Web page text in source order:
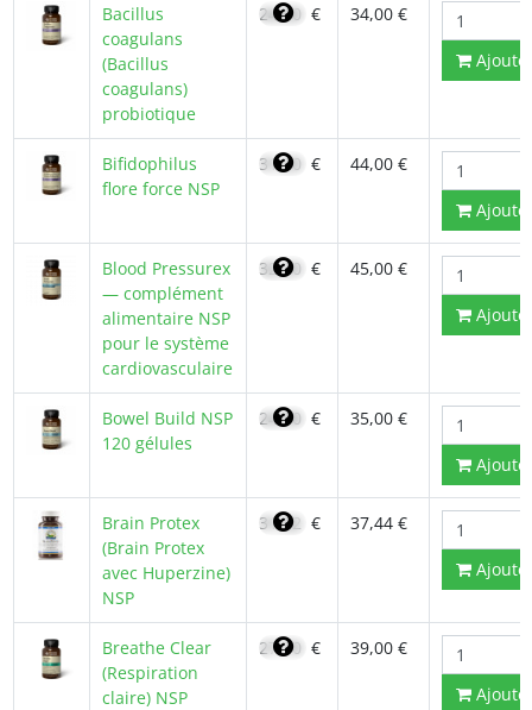
Bacillus
coagulans
(Bacillus
coagulans)
probiotique
24,60 € 34,00 €
Bifidophilus
flore force NSP
31,20 € 44,00 €
Blood Pressurex
— complément
alimentaire NSP
pour le système
cardiovasculaire
32,20 € 45,00 €
Bowel Build NSP
120 gélules
24,90 € 35,00 €
Brain Protex
(Brain Protex
avec Huperzine)
NSP
31,82 € 37,44 €
Breathe Clear
(Respiration
claire) NSP
27,70 € 39,00 €